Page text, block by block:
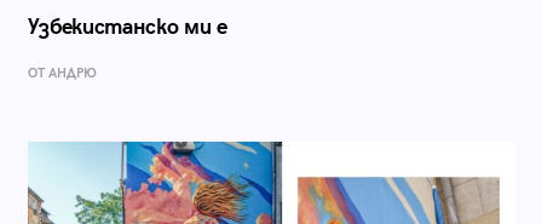
Узбекистанско ми е
ОТ АНДРЮ